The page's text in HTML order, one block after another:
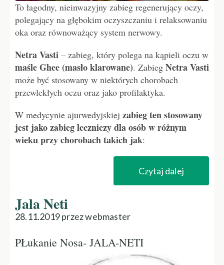
To łagodny, nieinwazyjny zabieg regenerujący oczy,
polegający na głębokim oczyszczaniu i relaksowaniu
oka oraz równoważący system nerwowy.
Netra Vasti – zabieg, który polega na kąpieli oczu w
maśle Ghee (masło klarowane). Zabieg Netra Vasti
może być stosowany w niektórych chorobach
przewlekłych oczu oraz jako profilaktyka.
W medycynie ajurwedyjskiej zabieg ten stosowany
jest jako zabieg leczniczy dla osób w różnym
wieku przy chorobach takich jak:
Czytaj dalej
Jala Neti
28.11.2019 przez webmaster
PŁukanie Nosa- JALA-NETI